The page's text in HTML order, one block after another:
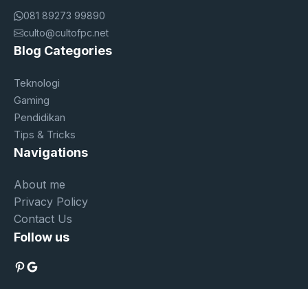
081 89273 99890
culto@cultofpc.net
Blog Categories
Teknologi
Gaming
Pendidikan
Tips & Tricks
Navigations
About me
Privacy Policy
Contact Us
Follow us
Pinterest
Google